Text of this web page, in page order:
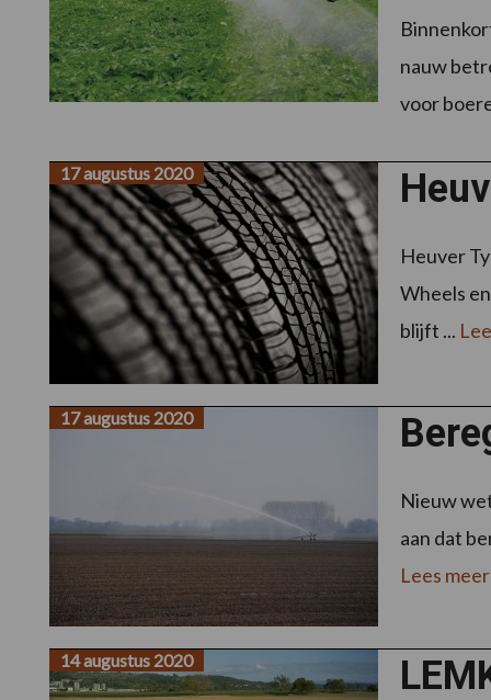
nauw
voor
17 augustus 2020
Heuver
Wheels
blijft ...
17 augustus 2020
Nieuw
aan dat
Lees meer
14 augustus 2020